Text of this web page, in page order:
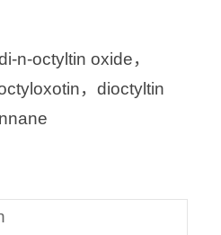
n-octyltin oxide，
，dioctyltin